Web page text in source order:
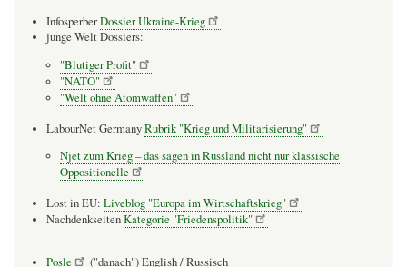
InfosperberDossier Ukraine-Krieg
junge Welt Dossiers:
"Blutiger Profit"
"NATO"
"Welt ohne Atomwaffen"
LabourNet GermanyRubrik "Krieg und Militarisierung"
Njet zum Krieg – das sagen in Russland nicht nur klassische
Oppositionelle
Lost in EU: Liveblog "Europa im Wirtschaftskrieg"
NachdenkseitenKategorie "Friedenspolitik"
Posle
("danach") English / Russisch